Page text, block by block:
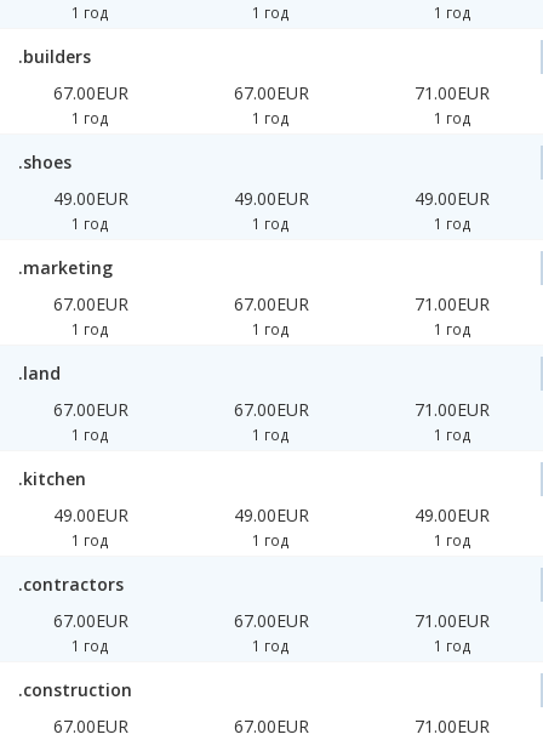
1 год 1 год 1 год
.builders
67.00EUR
1 год
67.00EUR
1 год
71.00EUR
1 год
.shoes
49.00EUR
1 год
49.00EUR
1 год
49.00EUR
1 год
.marketing
67.00EUR
1 год
67.00EUR
1 год
71.00EUR
1 год
.land
67.00EUR
1 год
67.00EUR
1 год
71.00EUR
1 год
.kitchen
49.00EUR
1 год
49.00EUR
1 год
49.00EUR
1 год
.contractors
67.00EUR
1 год
67.00EUR
1 год
71.00EUR
1 год
.construction
67.00EUR
67.00EUR 71.00EUR